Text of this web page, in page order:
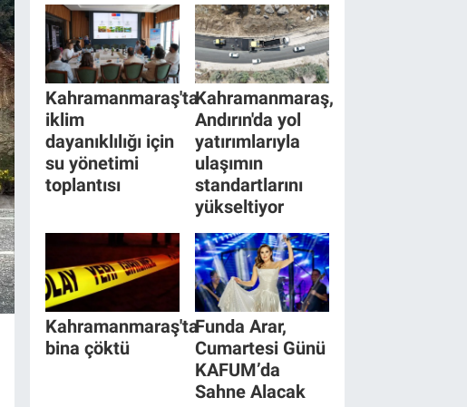
Kahramanmaraş'ta
iklim
dayanıklılığı için
su yönetimi
toplantısı
Kahramanmaraş,
Andırın'da yol
yatırımlarıyla
ulaşımın
standartlarını
yükseltiyor
Kahramanmaraş'ta
bina çöktü
Funda Arar,
Cumartesi Günü
KAFUM’da
Sahne Alacak